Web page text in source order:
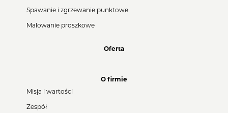
Spawanie i zgrzewanie punktowe
Malowanie proszkowe
Oferta
O firmie
Misja i wartości
Zespół